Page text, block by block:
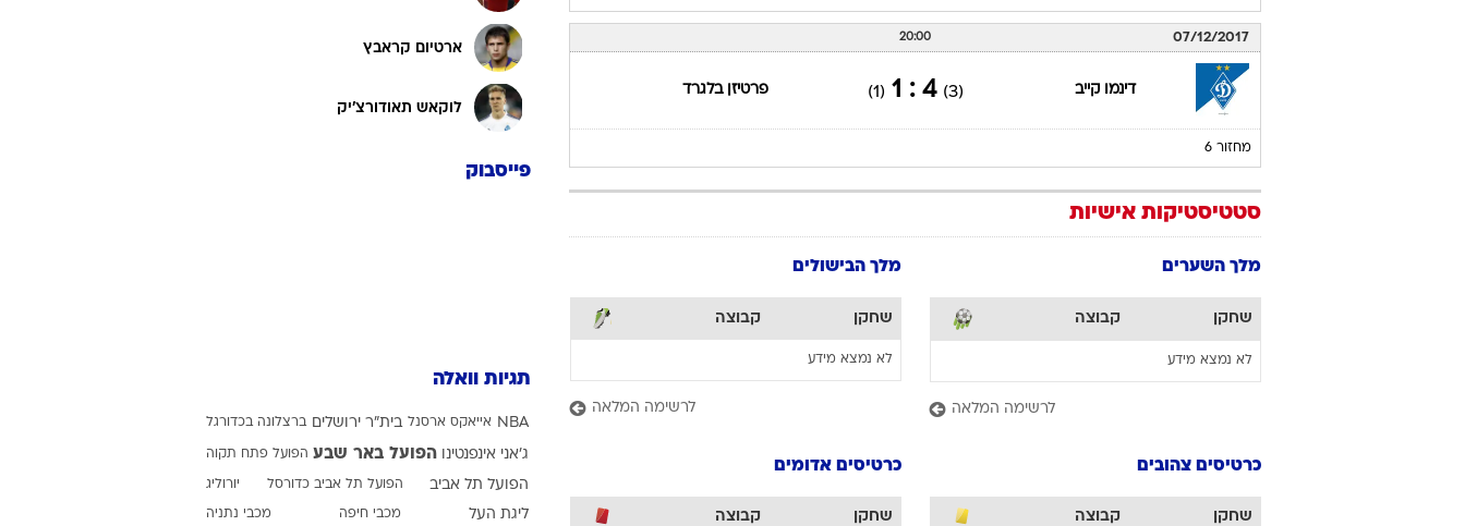
07/12/2017
20:00
דינמו קייב (3)
4 : 1
(1) פרטיזן בלגרד
מחזור 6
סטטיסטיקות אישיות
מלך השערים
שחקן קבוצה
לא נמצא מידע
לרשימה המלאה
מלך הבישולים
שחקן קבוצה
לא נמצא מידע
לרשימה המלאה
כרטיסים צהובים
שחקן קבוצה
כרטיסים אדומים
שחקן קבוצה
ארטיום קראבץ
לוקאש תאודורצ'יק
פייסבוק
תגיות וואלה
NBA אייאקס ארסנל בית"ר ירושלים ברצלונה בכדורגל
ג'אני אינפנטינו הפועל באר שבע הפועל פתח תקוה
הפועל תל אביב הפועל תל אביב כדורסל יורוליג
ליגת העל מכבי חיפה מכבי נתניה